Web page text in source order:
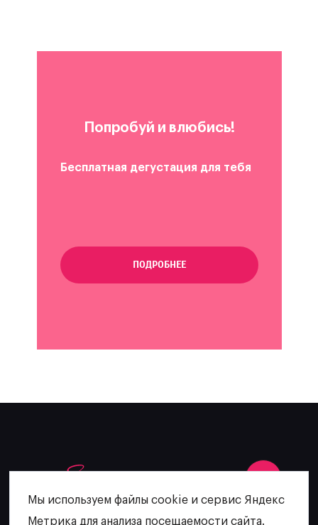
Попробуй и влюбись!
Бесплатная дегустация для тебя
ПОДРОБНЕЕ
Мы используем файлы cookie и сервис Яндекс
Метрика для анализа посещаемости сайта.